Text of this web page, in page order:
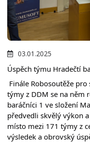
03.01.2025
Úspěch týmu Hradečtí
Finále Robosoutěže pro
týmy z DDM se na něm
baráčníci 1 ve složení
předvedli skvělý výkon
místo mezi 171 týmy z
výsledek a obrovský